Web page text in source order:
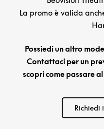
La promo è valida
Possiedi un altro
Contattaci per un
scopri come passare
Richiedi